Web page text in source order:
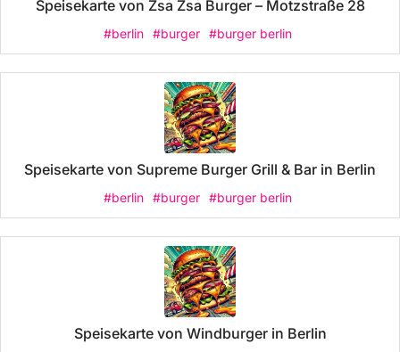
Speisekarte von Zsa Zsa Burger – Motzstraße 28
#berlin #burger #burger berlin
Speisekarte von Supreme Burger Grill & Bar in Berlin
#berlin #burger #burger berlin
Speisekarte von Windburger in Berlin